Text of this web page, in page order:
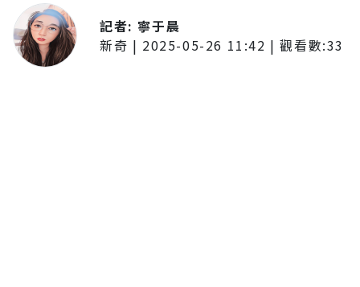
記者: 寧于晨
新奇 | 2025-05-26 11:42 | 觀看數:33